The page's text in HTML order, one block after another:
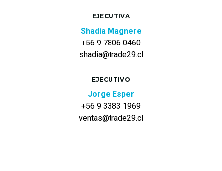
EJECUTIVA
Shadia Magnere
+56 9 7806 0460
shadia@trade29.cl
EJECUTIVO
Jorge Esper
+56 9 3383 1969
ventas@trade29.cl